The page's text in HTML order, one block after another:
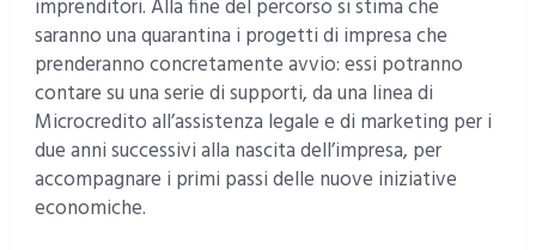
imprenditori. Alla fine del percorso si stima che
saranno una quarantina i progetti di impresa che
prenderanno concretamente avvio: essi potranno
contare su una serie di supporti, da una linea di
Microcredito all’assistenza legale e di marketing per i
due anni successivi alla nascita dell’impresa, per
accompagnare i primi passi delle nuove iniziative
economiche.